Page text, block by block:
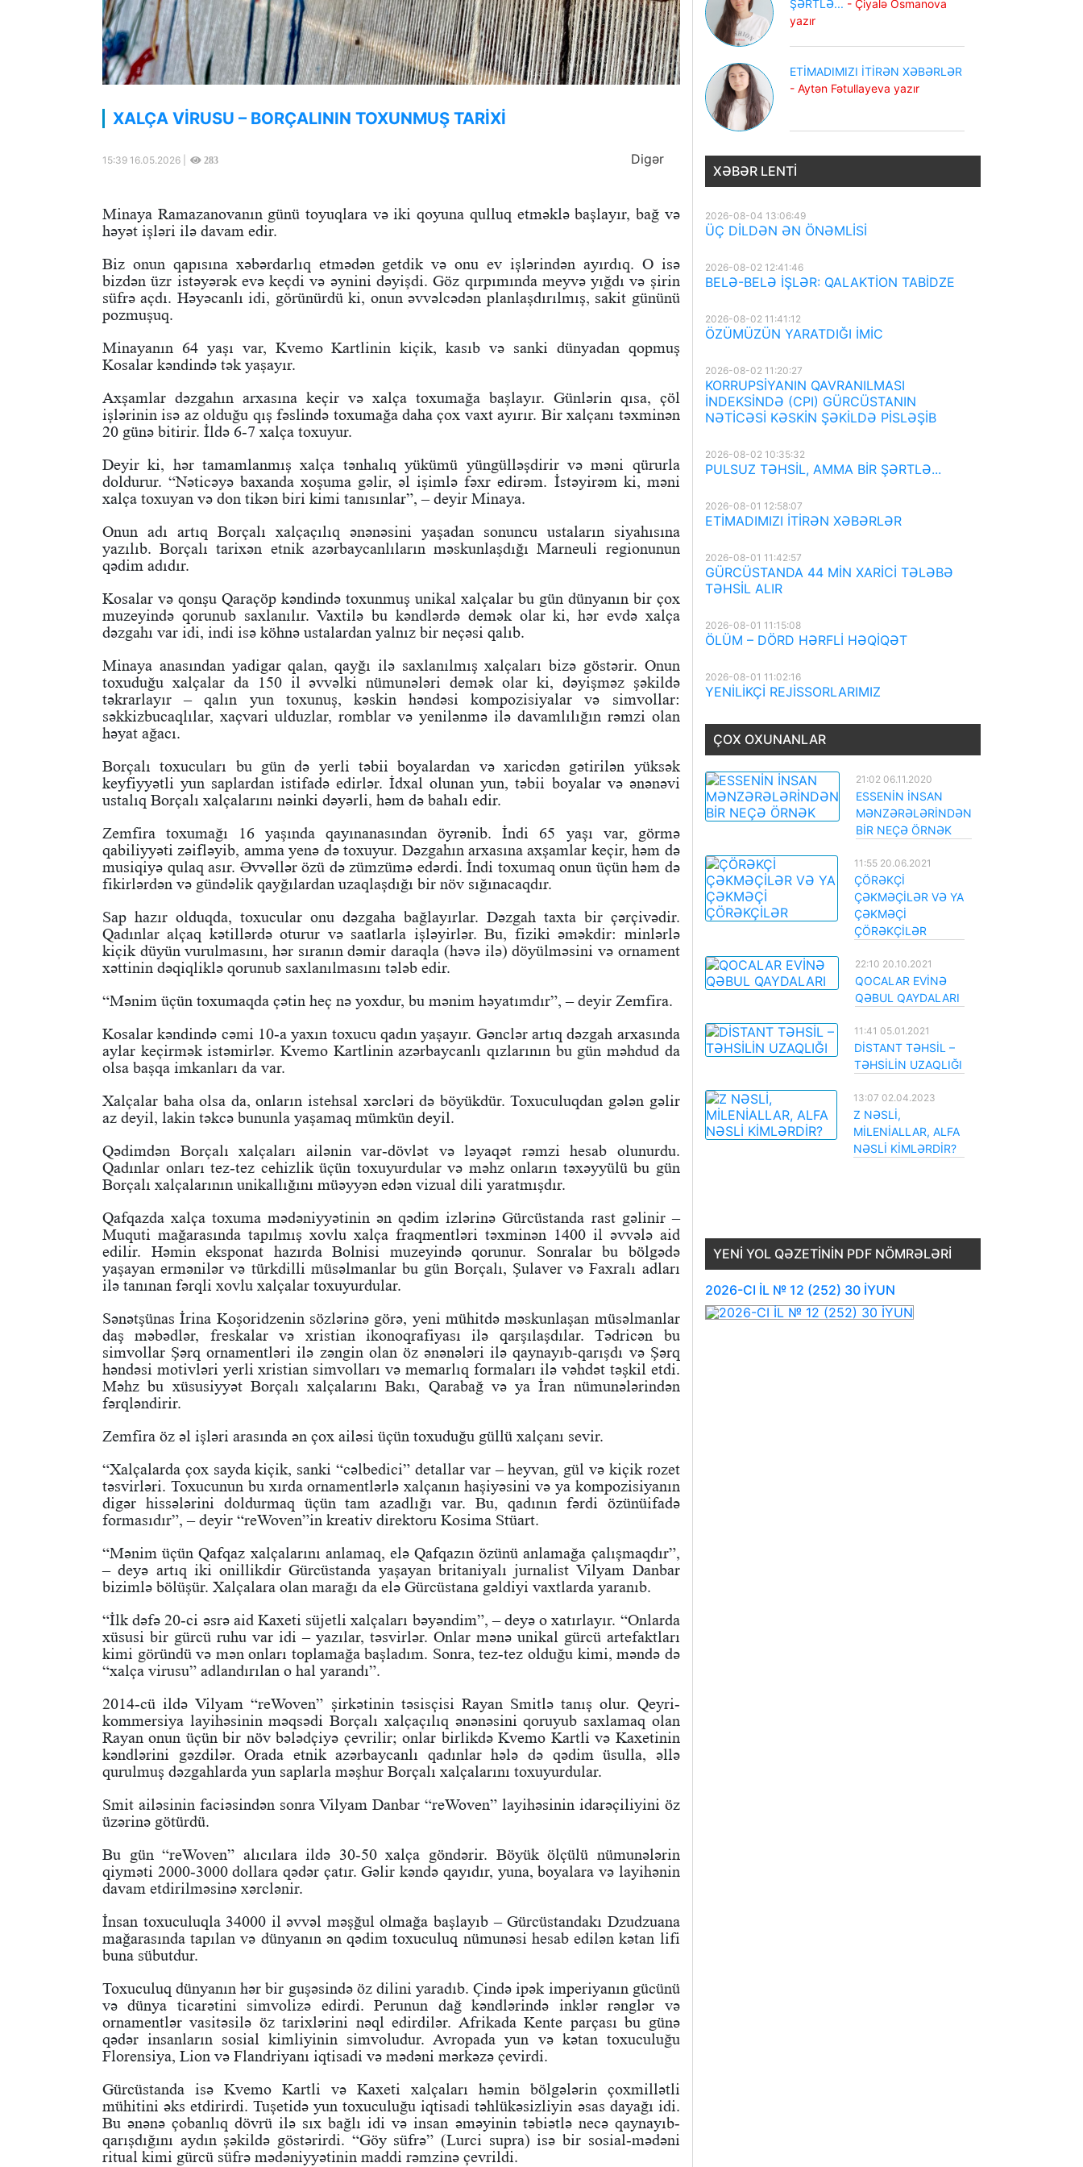
XALÇA VİRUSU – BORÇALININ TOXUNMUŞ TARİXİ
15:39 16.05.2026 | 283 Digər
Minaya Ramazanovanın günü toyuqlara və iki qoyuna qulluq etməklə başlayır, bağ və
həyət işləri ilə davam edir.
Biz onun qapısına xəbərdarlıq etmədən getdik və onu ev işlərindən ayırdıq. O isə
bizdən üzr istəyərək evə keçdi və əynini dəyişdi. Göz qırpımında meyvə yığdı və şirin
süfrə açdı. Həyəcanlı idi, görünürdü ki, onun əvvəlcədən planlaşdırılmış, sakit gününü
pozmuşuq.
Minayanın 64 yaşı var, Kvemo Kartlinin kiçik, kasıb və sanki dünyadan qopmuş
Kosalar kəndində tək yaşayır.
Axşamlar dəzgahın arxasına keçir və xalça toxumağa başlayır. Günlərin qısa, çöl
işlərinin isə az olduğu qış fəslində toxumağa daha çox vaxt ayırır. Bir xalçanı təxminən
20 günə bitirir. İldə 6-7 xalça toxuyur.
Deyir ki, hər tamamlanmış xalça tənhalıq yükümü yüngülləşdirir və məni qürurla
doldurur. “Nəticəyə baxanda xoşuma gəlir, əl işimlə fəxr edirəm. İstəyirəm ki, məni
xalça toxuyan və don tikən biri kimi tanısınlar”, – deyir Minaya.
Onun adı artıq Borçalı xalçaçılıq ənənəsini yaşadan sonuncu ustaların siyahısına
yazılıb. Borçalı tarixən etnik azərbaycanlıların məskunlaşdığı Marneuli regionunun
qədim adıdır.
Kosalar və qonşu Qaraçöp kəndində toxunmuş unikal xalçalar bu gün dünyanın bir çox
muzeyində qorunub saxlanılır. Vaxtilə bu kəndlərdə demək olar ki, hər evdə xalça
dəzgahı var idi, indi isə köhnə ustalardan yalnız bir neçəsi qalıb.
Minaya anasından yadigar qalan, qayğı ilə saxlanılmış xalçaları bizə göstərir. Onun
toxuduğu xalçalar da 150 il əvvəlki nümunələri demək olar ki, dəyişməz şəkildə
təkrarlayır – qalın yun toxunuş, kəskin həndəsi kompozisiyalar və simvollar:
səkkizbucaqlılar, xaçvari ulduzlar, romblar və yenilənmə ilə davamlılığın rəmzi olan
həyat ağacı.
Borçalı toxucuları bu gün də yerli təbii boyalardan və xaricdən gətirilən yüksək
keyfiyyətli yun saplardan istifadə edirlər. İdxal olunan yun, təbii boyalar və ənənəvi
ustalıq Borçalı xalçalarını nəinki dəyərli, həm də bahalı edir.
Zemfira toxumağı 16 yaşında qayınanasından öyrənib. İndi 65 yaşı var, görmə
qabiliyyəti zəifləyib, amma yenə də toxuyur. Dəzgahın arxasına axşamlar keçir, həm də
musiqiyə qulaq asır. Əvvəllər özü də zümzümə edərdi. İndi toxumaq onun üçün həm də
fikirlərdən və gündəlik qayğılardan uzaqlaşdığı bir növ sığınacaqdır.
Sap hazır olduqda, toxucular onu dəzgaha bağlayırlar. Dəzgah taxta bir çərçivədir.
Qadınlar alçaq kətillərdə oturur və saatlarla işləyirlər. Bu, fiziki əməkdir: minlərlə
kiçik düyün vurulmasını, hər sıranın dəmir daraqla (həvə ilə) döyülməsini və ornament
xəttinin dəqiqliklə qorunub saxlanılmasını tələb edir.
“Mənim üçün toxumaqda çətin heç nə yoxdur, bu mənim həyatımdır”, – deyir Zemfira.
Kosalar kəndində cəmi 10-a yaxın toxucu qadın yaşayır. Gənclər artıq dəzgah arxasında
aylar keçirmək istəmirlər. Kvemo Kartlinin azərbaycanlı qızlarının bu gün məhdud da
olsa başqa imkanları da var.
Xalçalar baha olsa da, onların istehsal xərcləri də böyükdür. Toxuculuqdan gələn gəlir
az deyil, lakin təkcə bununla yaşamaq mümkün deyil.
Qədimdən Borçalı xalçaları ailənin var-dövlət və ləyaqət rəmzi hesab olunurdu.
Qadınlar onları tez-tez cehizlik üçün toxuyurdular və məhz onların təxəyyülü bu gün
Borçalı xalçalarının unikallığını müəyyən edən vizual dili yaratmışdır.
Qafqazda xalça toxuma mədəniyyətinin ən qədim izlərinə Gürcüstanda rast gəlinir –
Muquti mağarasında tapılmış xovlu xalça fraqmentləri təxminən 1400 il əvvələ aid
edilir. Həmin eksponat hazırda Bolnisi muzeyində qorunur. Sonralar bu bölgədə
yaşayan ermənilər və türkdilli müsəlmanlar bu gün Borçalı, Şulaver və Faxralı adları
ilə tanınan fərqli xovlu xalçalar toxuyurdular.
Sənətşünas İrina Koşoridzenin sözlərinə görə, yeni mühitdə məskunlaşan müsəlmanlar
daş məbədlər, freskalar və xristian ikonoqrafiyası ilə qarşılaşdılar. Tədricən bu
simvollar Şərq ornamentləri ilə zəngin olan öz ənənələri ilə qaynayıb-qarışdı və Şərq
həndəsi motivləri yerli xristian simvolları və memarlıq formaları ilə vəhdət təşkil etdi.
Məhz bu xüsusiyyət Borçalı xalçalarını Bakı, Qarabağ və ya İran nümunələrindən
fərqləndirir.
Zemfira öz əl işləri arasında ən çox ailəsi üçün toxuduğu güllü xalçanı sevir.
“Xalçalarda çox sayda kiçik, sanki “cəlbedici” detallar var – heyvan, gül və kiçik rozet
təsvirləri. Toxucunun bu xırda ornamentlərlə xalçanın haşiyəsini və ya kompozisiyanın
digər hissələrini doldurmaq üçün tam azadlığı var. Bu, qadının fərdi özünüifadə
formasıdır”, – deyir “reWoven”in kreativ direktoru Kosima Stüart.
“Mənim üçün Qafqaz xalçalarını anlamaq, elə Qafqazın özünü anlamağa çalışmaqdır”,
– deyə artıq iki onillikdir Gürcüstanda yaşayan britaniyalı jurnalist Vilyam Danbar
bizimlə bölüşür. Xalçalara olan marağı da elə Gürcüstana gəldiyi vaxtlarda yaranıb.
“İlk dəfə 20-ci əsrə aid Kaxeti süjetli xalçaları bəyəndim”, – deyə o xatırlayır. “Onlarda
xüsusi bir gürcü ruhu var idi – yazılar, təsvirlər. Onlar mənə unikal gürcü artefaktları
kimi göründü və mən onları toplamağa başladım. Sonra, tez-tez olduğu kimi, məndə də
“xalça virusu” adlandırılan o hal yarandı”.
2014-cü ildə Vilyam “reWoven” şirkətinin təsisçisi Rayan Smitlə tanış olur. Qeyri-
kommersiya layihəsinin məqsədi Borçalı xalçaçılıq ənənəsini qoruyub saxlamaq olan
Rayan onun üçün bir növ bələdçiyə çevrilir; onlar birlikdə Kvemo Kartli və Kaxetinin
kəndlərini gəzdilər. Orada etnik azərbaycanlı qadınlar hələ də qədim üsulla, əllə
qurulmuş dəzgahlarda yun saplarla məşhur Borçalı xalçalarını toxuyurdular.
Smit ailəsinin faciəsindən sonra Vilyam Danbar “reWoven” layihəsinin idarəçiliyini öz
üzərinə götürdü.
Bu gün “reWoven” alıcılara ildə 30-50 xalça göndərir. Böyük ölçülü nümunələrin
qiyməti 2000-3000 dollara qədər çatır. Gəlir kəndə qayıdır, yuna, boyalara və layihənin
davam etdirilməsinə xərclənir.
İnsan toxuculuqla 34000 il əvvəl məşğul olmağa başlayıb – Gürcüstandakı Dzudzuana
mağarasında tapılan və dünyanın ən qədim toxuculuq nümunəsi hesab edilən kətan lifi
buna sübutdur.
Toxuculuq dünyanın hər bir guşəsində öz dilini yaradıb. Çində ipək imperiyanın gücünü
və dünya ticarətini simvolizə edirdi. Perunun dağ kəndlərində inklər rənglər və
ornamentlər vasitəsilə öz tarixlərini nəql edirdilər. Afrikada Kente parçası bu günə
qədər insanların sosial kimliyinin simvoludur. Avropada yun və kətan toxuculuğu
Florensiya, Lion və Flandriyanı iqtisadi və mədəni mərkəzə çevirdi.
Gürcüstanda isə Kvemo Kartli və Kaxeti xalçaları həmin bölgələrin çoxmillətli
mühitini əks etdirirdi. Tuşetidə yun toxuculuğu iqtisadi təhlükəsizliyin əsas dayağı idi.
Bu ənənə çobanlıq dövrü ilə sıx bağlı idi və insan əməyinin təbiətlə necə qaynayıb-
qarışdığını aydın şəkildə göstərirdi. “Göy süfrə” (Lurci supra) isə bir sosial-mədəni
ritual kimi gürcü süfrə mədəniyyətinin maddi rəmzinə çevrildi.
ŞƏRTLƏ... - Çiyalə Osmanova
yazır
ETİMADIMIZI İTİRƏN XƏBƏRLƏR
- Aytən Fətullayeva yazır
XƏBƏR LENTI
2026-08-04 13:06:49
ÜÇ DİLDƏN ƏN ÖNƏMLİSİ
2026-08-02 12:41:46
BELƏ-BELƏ İŞLƏR: QALAKTİON TABİDZE
2026-08-02 11:41:12
ÖZÜMÜZÜN YARATDIĞI İMİC
2026-08-02 11:20:27
KORRUPSİYANIN QAVRANILMASI
İNDEKSİNDƏ (CPI) GÜRCÜSTANIN
NƏTİCƏSİ KƏSKİN ŞƏKİLDƏ PİSLƏŞİB
2026-08-02 10:35:32
PULSUZ TƏHSİL, AMMA BİR ŞƏRTLƏ...
2026-08-01 12:58:07
ETİMADIMIZI İTİRƏN XƏBƏRLƏR
2026-08-01 11:42:57
GÜRCÜSTANDA 44 MİN XARİCİ TƏLƏBƏ
TƏHSİL ALIR
2026-08-01 11:15:08
ÖLÜM – DÖRD HƏRFLİ HƏQİQƏT
2026-08-01 11:02:16
YENİLİKÇİ REJİSSORLARIMIZ
ÇOX OXUNANLAR
21:02 06.11.2020
ESSENİN İNSAN
MƏNZƏRƏLƏRİNDƏN
BİR NEÇƏ ÖRNƏK
11:55 20.06.2021
ÇÖRƏKÇİ
ÇƏKMƏÇİLƏR VƏ YA
ÇƏKMƏÇİ
ÇÖRƏKÇİLƏR
22:10 20.10.2021
QOCALAR EVİNƏ
QƏBUL QAYDALARI
11:41 05.01.2021
DİSTANT TƏHSİL –
TƏHSİLİN UZAQLIĞI
13:07 02.04.2023
Z NƏSLİ,
MİLENİALLAR, ALFA
NƏSLİ KİMLƏRDİR?
YENI YOL QƏZETININ PDF NÖMRƏLƏRI
2026-CI İL № 12 (252) 30 İYUN